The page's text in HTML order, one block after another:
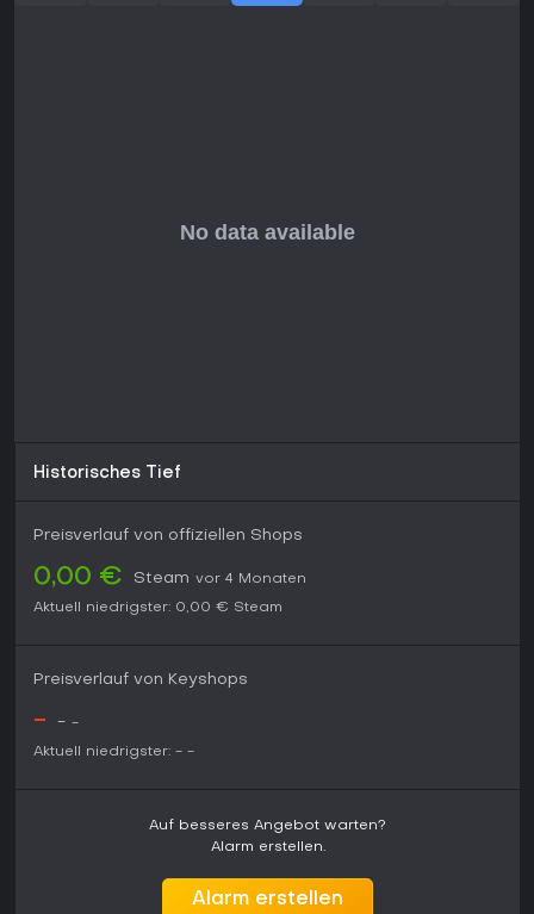
Historisches Tief
Preisverlauf von offiziellen Shops
0,00 € Steam vor 4 Monaten
Aktuell niedrigster: 0,00 € Steam
Preisverlauf von Keyshops
- - -
Aktuell niedrigster: - -
Auf besseres Angebot warten?
Alarm erstellen.
Alarm erstellen